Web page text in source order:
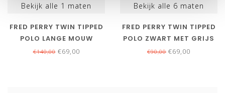
Bekijk alle 1 maten
FRED PERRY TWIN TIPPED
POLO LANGE MOUW
KOBALTBLAUW MET
€140,00€69,00
Bekijk alle 6 maten
FRED PERRY TWIN TIPPED
POLO ZWART MET GRIJS
LOGO
€90,00 €69,00